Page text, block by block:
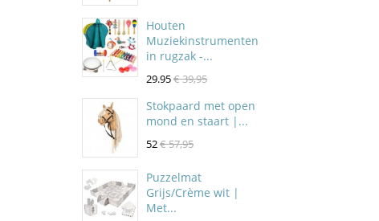
Houten
Muziekinstrumenten
in rugzak -...
29.95€ 39,95
Stokpaard met open
mond en staart |...
52€ 57,95
Puzzelmat
Grijs/Crème wit |
Met...